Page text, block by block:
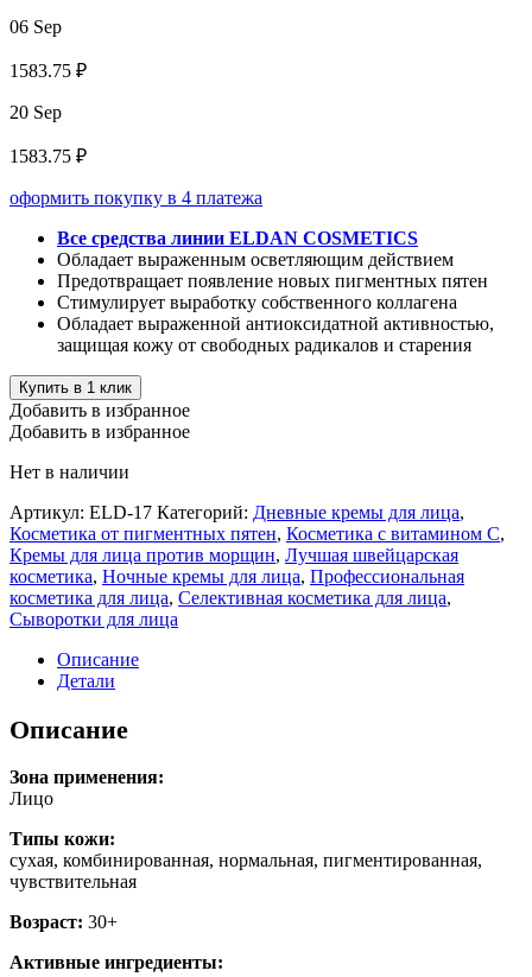
06 Sep
1583.75 ₽
20 Sep
1583.75 ₽
оформить покупку в 4 платежа
Все средства линии ELDAN COSMETICS
Обладает выраженным осветляющим действием
Предотвращает появление новых пигментных пятен
Стимулирует выработку собственного коллагена
Обладает выраженной антиоксидатной активностью,
защищая кожу от свободных радикалов и старения
Купить в 1 клик
Добавить в избранное
Добавить в избранное
Нет в наличии
Артикул: ELD-17 Категорий: Дневные кремы для лица,
Косметика от пигментных пятен, Косметика с витамином С,
Кремы для лица против морщин, Лучшая швейцарская
косметика, Ночные кремы для лица, Профессиональная
косметика для лица, Селективная косметика для лица,
Сыворотки для лица
Описание
Детали
Описание
Зона применения:
Лицо
Типы кожи:
cухая, комбинированная, нормальная, пигментированная,
чувствительная
Возраст: 30+
Активные ингредиенты: